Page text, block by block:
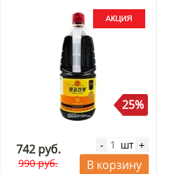
25%
742 руб.
990 руб.
- шт +
В корзину